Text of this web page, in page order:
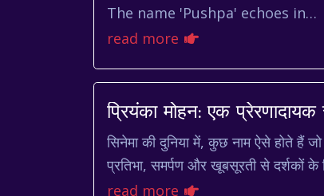
The name 'Pushpa' echoes in
conversations across India and
flower; we're talking...
read more
प्रियंका मोहन: एक
सिनेमा की दुनिया में, कुछ नाम ऐसे होते हैं
प्रतिभा, समर्पण और खूबसूरती से दर्शकों के
जगह बना लेते हैं। प्रियंका मोहन एक ऐसा ही
read more